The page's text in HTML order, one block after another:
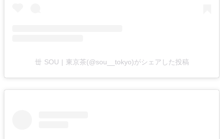
丗 SOU | 東京茶(@sou__tokyo)がシェアした投稿